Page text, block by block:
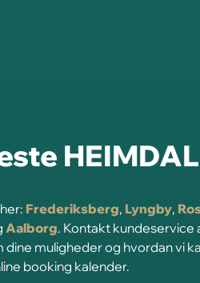
Frederiksberg, Lyngby,
Aalborg. Kontakt kundeservice
muligheder og hvordan vi
booking kalender.